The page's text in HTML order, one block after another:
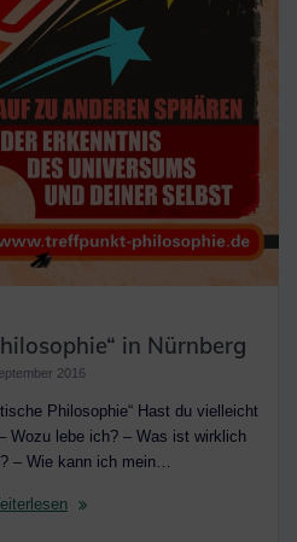
in Nürnberg
2016
Philosophie“ Hast du vielleicht
Wozu lebe ich? – Was ist wirklich
– Wie kann ich mein…